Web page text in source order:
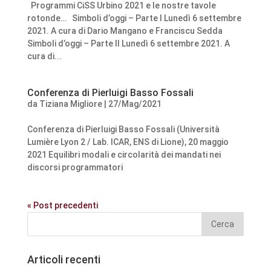
Programmi CiSS Urbino 2021 e le nostre tavole
rotonde… Simboli d’oggi – Parte I Lunedì 6 settembre
2021. A cura di Dario Mangano e Franciscu Sedda
Simboli d’oggi – Parte II Lunedì 6 settembre 2021. A
cura di...
Conferenza di Pierluigi Basso Fossali
da Tiziana Migliore| 27/Mag/2021
Conferenza di Pierluigi Basso Fossali (Università
Lumière Lyon 2 / Lab. ICAR, ENS di Lione), 20 maggio
2021 Equilibri modali e circolarità dei mandati nei
discorsi programmatori
« Post precedenti
Articoli recenti